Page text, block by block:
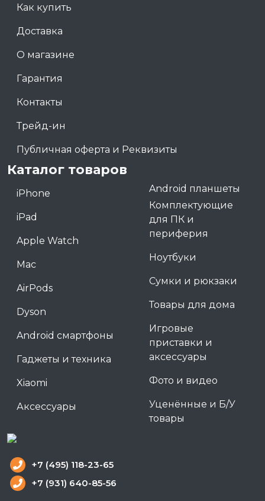
Как купить
Доставка
О магазине
Гарантия
Контакты
Трейд-ин
Публичная оферта и Реквизиты
Каталог товаров
iPhone
iPad
Apple Watch
Mac
AirPods
Dyson
Android смартфоны
Гаджеты и техника
Xiaomi
Аксессуары
Android планшеты
Комплектующие
для ПК и
периферия
Ноутбуки
Сумки и рюкзаки
Товары для дома
Игровые
приставки и
аксессуары
Фото и видео
Уценённые и Б/У
товары
+7 (495) 118-23-65
+7 (931) 640-85-56